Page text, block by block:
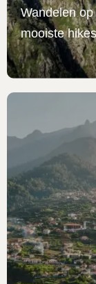
Wandelen
mooiste hikes